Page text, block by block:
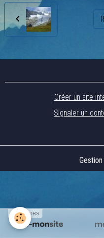
Créer un site
Signaler un
SPONSORS